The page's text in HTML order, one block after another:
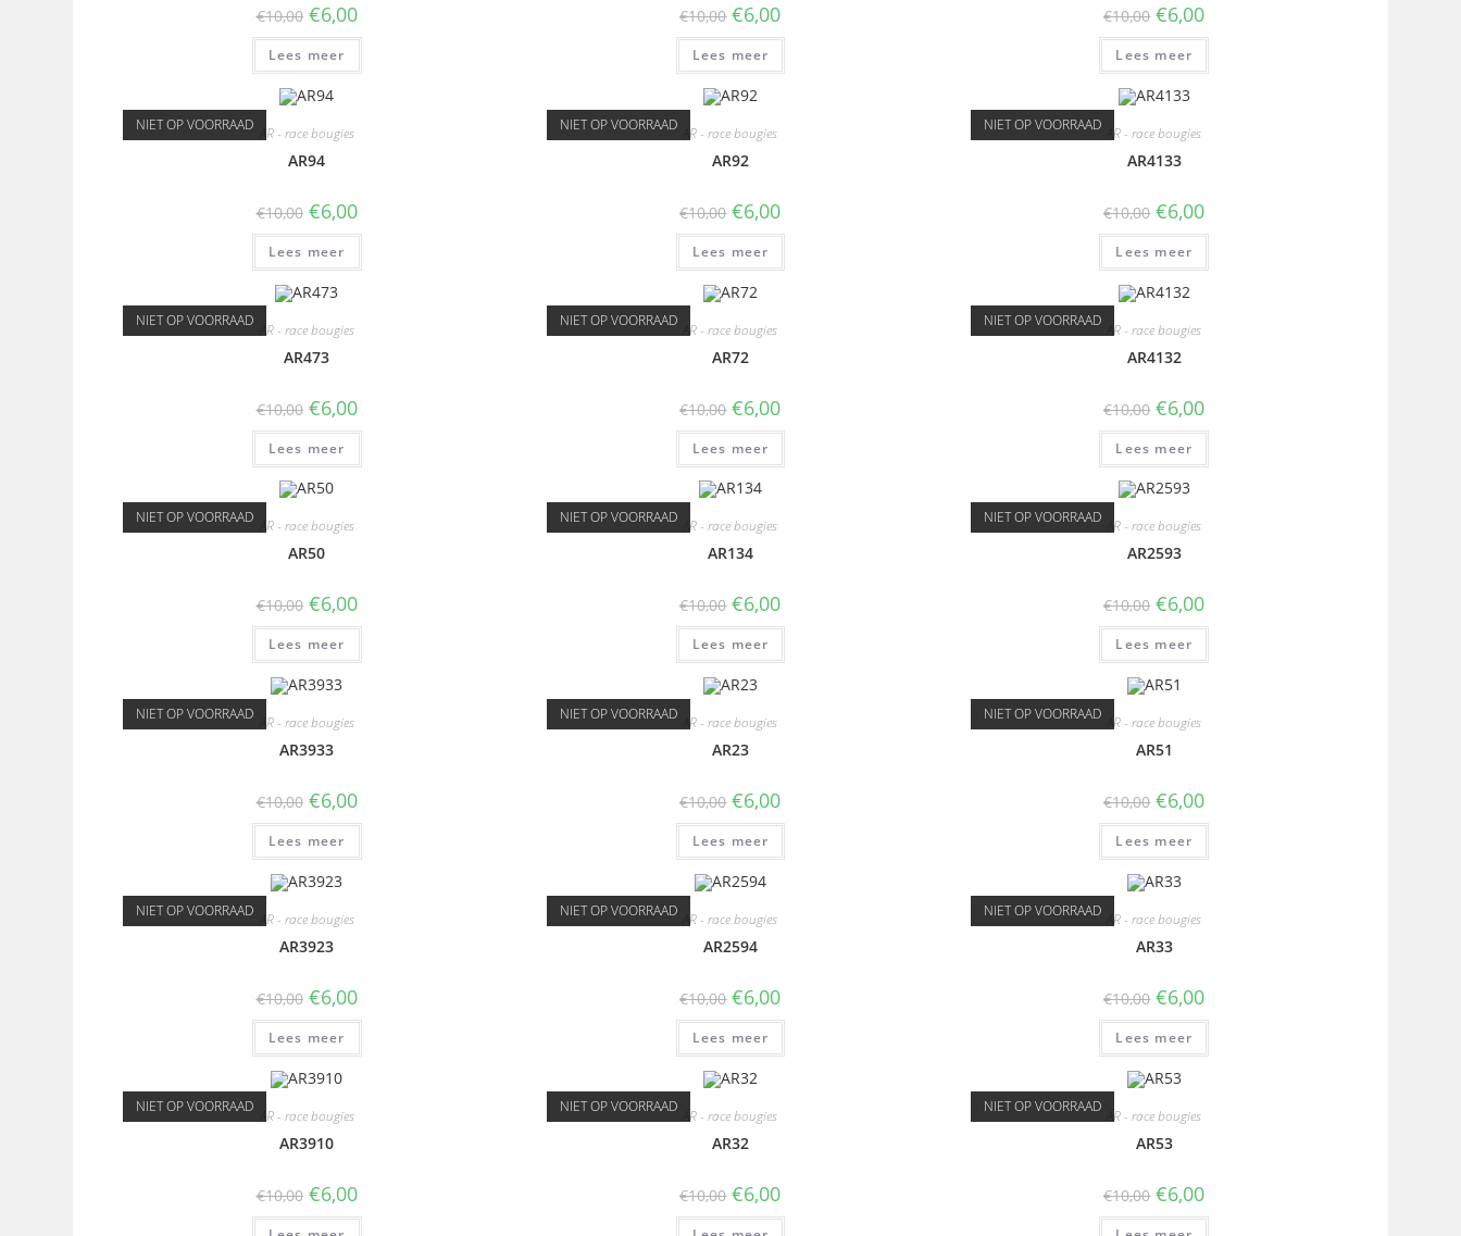
€10,00 €6,00
Lees meer
€10,00 €6,00
Lees meer
€10,00 €6,00
Lees meer
NIET OP VOORRAAD AR - race bougies
AR94
€10,00 €6,00
Lees meer
NIET OP VOORRAAD AR - race bougies
AR92
€10,00 €6,00
Lees meer
NIET OP VOORRAAD AR - race bougies
AR4133
€10,00 €6,00
Lees meer
NIET OP VOORRAAD AR - race bougies
AR473
€10,00 €6,00
Lees meer
NIET OP VOORRAAD AR - race bougies
AR72
€10,00 €6,00
Lees meer
NIET OP VOORRAAD AR - race bougies
AR4132
€10,00 €6,00
Lees meer
NIET OP VOORRAAD AR - race bougies
AR50
€10,00 €6,00
Lees meer
NIET OP VOORRAAD AR - race bougies
AR134
€10,00 €6,00
Lees meer
NIET OP VOORRAAD AR - race bougies
AR2593
€10,00 €6,00
Lees meer
NIET OP VOORRAAD AR - race bougies
AR3933
€10,00 €6,00
Lees meer
NIET OP VOORRAAD AR - race bougies
AR23
€10,00 €6,00
Lees meer
NIET OP VOORRAAD AR - race bougies
AR51
€10,00 €6,00
Lees meer
NIET OP VOORRAAD AR - race bougies
AR3923
€10,00 €6,00
Lees meer
NIET OP VOORRAAD AR - race bougies
AR2594
€10,00 €6,00
Lees meer
NIET OP VOORRAAD AR - race bougies
AR33
€10,00 €6,00
Lees meer
NIET OP VOORRAAD AR - race bougies
AR3910
€10,00 €6,00
NIET OP VOORRAAD AR - race bougies
AR32
€10,00 €6,00
NIET OP VOORRAAD AR - race bougies
AR53
€10,00 €6,00